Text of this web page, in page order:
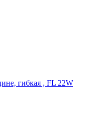
гибкая , FL 22W